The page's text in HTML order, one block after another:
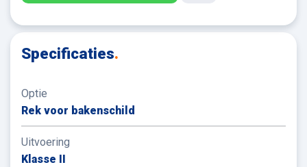
Specificaties.
Optie
Rek voor bakenschild
Uitvoering
Klasse II